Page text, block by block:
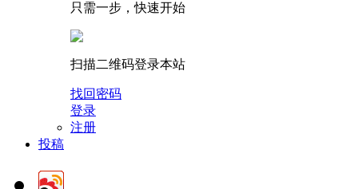
只需一步，快速开始
扫描二维码登录本站
找回密码
登录
注册
投稿